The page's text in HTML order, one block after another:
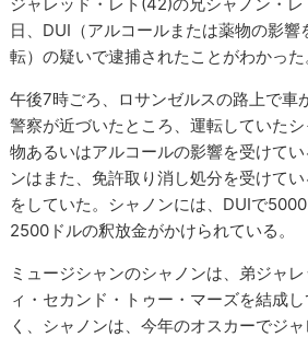
日、DUI（アルコールまたは薬物の影響
転）の疑いで逮捕されたことがわかった
午後7時ごろ、ロサンゼルスの路上で車
警察が近づいたところ、運転していた
物あるいはアルコールの影響を受けて
ンはまた、免許取り消し処分を受けて
をしていた。シャノンには、DUIで
2500ドルの釈放金がかけられている。
ミュージシャンのシャノンは、弟ジャ
ィ・セカンド・トゥー・マーズを結成
く、シャノンは、今年のオスカーでジ